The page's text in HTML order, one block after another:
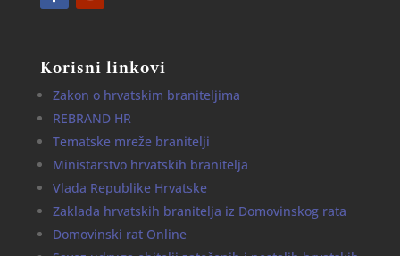
Korisni linkovi
Zakon o hrvatskim braniteljima
REBRAND HR
Tematske mreže branitelji
Ministarstvo hrvatskih branitelja
Vlada Republike Hrvatske
Zaklada hrvatskih branitelja iz Domovinskog rata
Domovinski rat Online